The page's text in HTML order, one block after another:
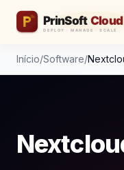
Início/Software/